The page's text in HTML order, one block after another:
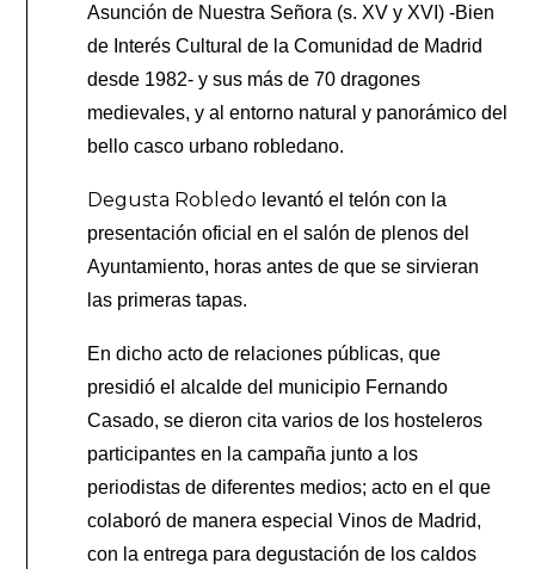
Asunción de Nuestra Señora (s. XV y XVI) -Bien
de Interés Cultural de la Comunidad de Madrid
desde 1982- y sus más de 70 dragones
medievales, y al entorno natural y panorámico del
bello casco urbano robledano.
Degusta Robledo levantó el telón con la
presentación oficial en el salón de plenos del
Ayuntamiento, horas antes de que se sirvieran
las primeras tapas.
En dicho acto de relaciones públicas, que
presidió el alcalde del municipio Fernando
Casado, se dieron cita varios de los hosteleros
participantes en la campaña junto a los
periodistas de diferentes medios; acto en el que
colaboró de manera especial Vinos de Madrid,
con la entrega para degustación de los caldos